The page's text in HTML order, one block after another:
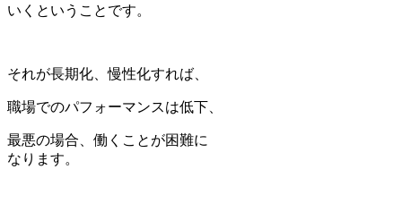
いくということです。
それが長期化、慢性化すれば、
職場でのパフォーマンスは低下、
最悪の場合、働くことが困難に
なります。